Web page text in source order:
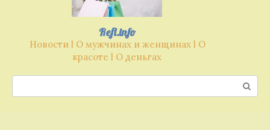
Refl.info
Новости l О мужчинах и женщинах l О
красоте l О деньгах
Поиск: